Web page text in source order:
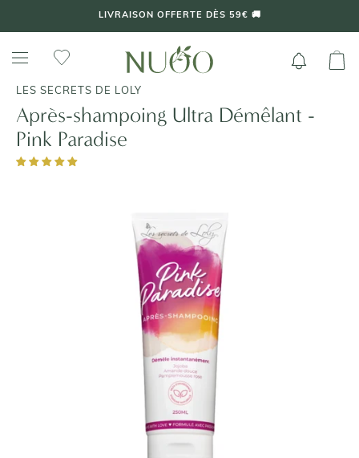
LIVRAISON OFFERTE DÈS 59€ 🚚
LES SECRETS DE LOLY
Après-shampoing Ultra Démêlant -
Pink Paradise